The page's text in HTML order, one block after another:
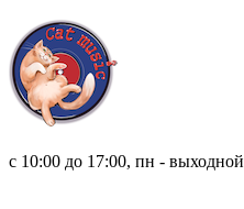
с 10:00 до 17:00, пн - выходной